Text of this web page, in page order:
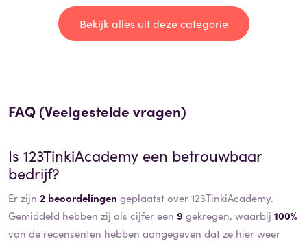
Bekijk alles uit deze categorie
FAQ (Veelgestelde vragen)
Is 123TinkiAcademy een betrouwbaar
bedrijf?
Er zijn 2 beoordelingen geplaatst over 123TinkiAcademy.
Gemiddeld hebben zij als cijfer een 9gekregen, waarbij 100%
van de recensenten hebben aangegeven dat ze hier weer